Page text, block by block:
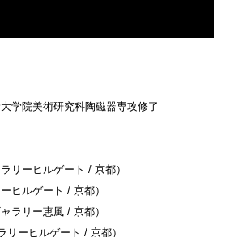
学院美術研究科陶磁器専攻修了
リーヒルゲート / 京都）
ヒルゲート / 京都）
ラリー恵風 / 京都）
ーヒルゲート / 京都）